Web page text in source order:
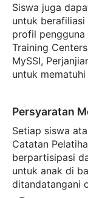
Siswa juga
untuk berafiliasi
profil pengguna
Training
MySSI,
untuk mematuhi
Persyaratan
Setiap siswa
Catatan
berpartisipasi
untuk anak di
ditandatangani